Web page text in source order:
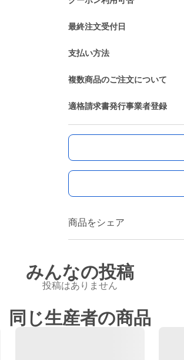
最終注文受付日
支払い方法
複数商品のご注文について
適格請求書発行事業者登録
商品をシェア
みんなの投稿
投稿はありません
同じ生産者の商品